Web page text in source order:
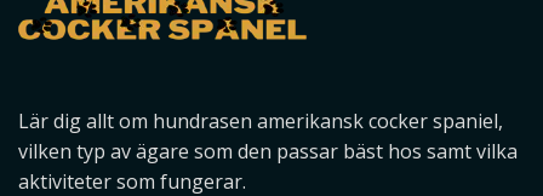
Lär dig allt om hundrasen amerikansk cocker spaniel,
vilken typ av ägare som den passar bäst hos samt vilka
aktiviteter som fungerar.